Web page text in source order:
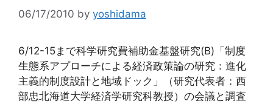
06/17/2010 by yoshidama
6/12-15まで科学研究費補助金基盤研究(B)「制度
生態系アプローチによる経済政策論の研究：進化
主義的制度設計と地域ドック」（研究代表者：西
部忠北海道大学経済学研究科教授）の会議と調査